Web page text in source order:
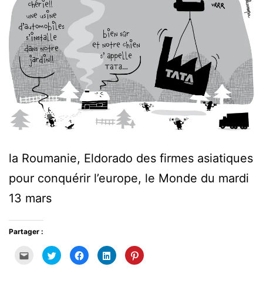
la Roumanie, Eldorado des firmes asiatiques
pour conquérir l’europe, le Monde du mardi
13 mars
Partager :
Cliquez
pour
envoyer
Cliquez
pour
partager
Cliquez
pour
partager
Cliquez
pour
partager
Cliquez
pour